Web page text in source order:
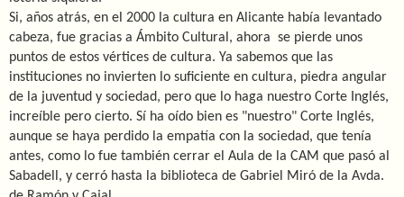
Si, años atrás, en el 2000 la cultura en Alicante había levantado
cabeza, fue gracias a Ámbito Cultural, ahora se pierde unos
puntos de estos vértices de cultura. Ya sabemos que las
instituciones no invierten lo suficiente en cultura, piedra angular
de la juventud y sociedad, pero que lo haga nuestro Corte Inglés,
increíble pero cierto. Sí ha oído bien es "nuestro" Corte Inglés,
aunque se haya perdido la empatía con la sociedad, que tenía
antes, como lo fue también cerrar el Aula de la CAM que pasó al
Sabadell, y cerró hasta la biblioteca de Gabriel Miró de la Avda.